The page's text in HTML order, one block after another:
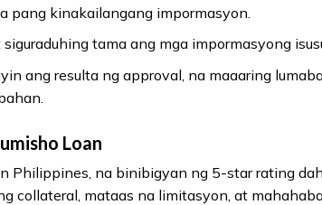
pang kinakailangang impormasyon.
tama ang mga impormasyong
ang resulta ng approval, na maaaring
Loan
Philippines, na binibigyan ng 5-star rating
collateral, mataas na limitasyon, at